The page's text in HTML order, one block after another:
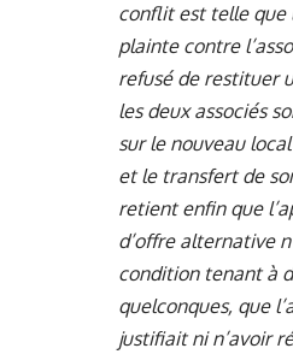
conflit est telle que
plainte contre
refusé de restituer
les deux associés
sur le nouveau
et le transfert de
retient enfin que
d’offre alternative
condition tenant à
quelconques, que
justifiait ni n’avoir